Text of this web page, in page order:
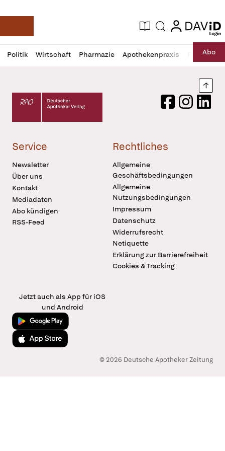
Deutsche Apotheker Zeitung
Aktuelle Ausgabe
Suche login
login
Politik Wirtschaft Pharmazie Apothekenpraxis RechtAbo
Profil
öffnen
Daz
Pur
Deutscher Apotheker Verlag Logo
FacebookInstagram
Service
Newsletter
Über uns
Kontakt
Mediadaten
Abo kündigen
RSS-Feed
Rechtliches
Allgemeine
Geschäftsbedingungen
Allgemeine
Nutzungsbedingungen
Impressum
Datenschutz
Widerrufsrecht
Netiquette
Erklärung zur Barrierefreiheit
Cookies & Tracking
Jetzt auch als App für iOS
und Android
Jetzt bei Google Play
Laden im App Store
© 2026 Deutsche Apotheker Zeitung